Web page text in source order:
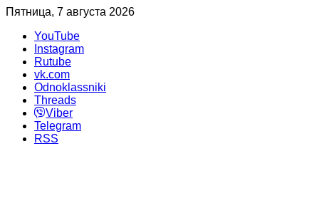
Пятница, 7 августа 2026
YouTube
Instagram
Rutube
vk.com
Odnoklassniki
Threads
Viber
Telegram
RSS